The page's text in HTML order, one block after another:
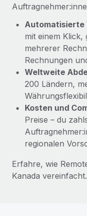
Automatisierte
mit einem Klick,
mehrerer
Rechnungen
Weltweite
200 Ländern,
Kosten und
Preise – du
regionalen
Erfahre, wie
Kanada vereinfacht.